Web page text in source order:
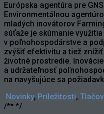
Európska agentúra pre
Environmentálnou
mladých inovátorov
súťaže je skúmanie
v poľnohospodárstve a
zvýšiť efektivitu a tiež
životné prostredie.
a udržateľnosť
na navyšujúce sa
Novinky, Príležitosti,
/** */